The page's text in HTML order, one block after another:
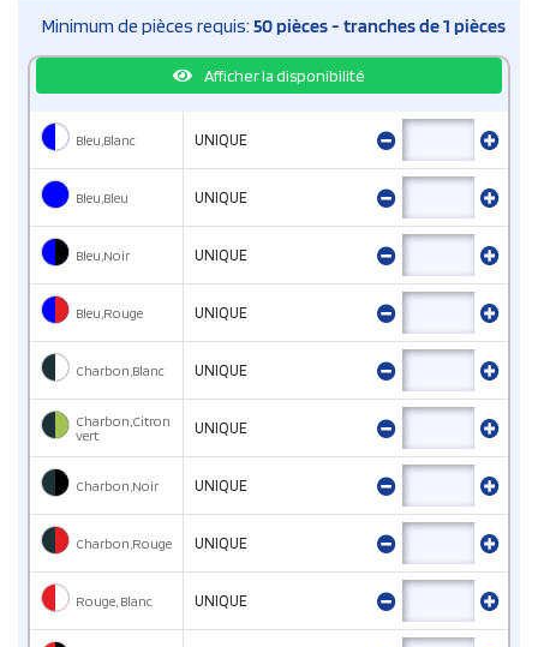
Minimum de pièces requis: 50 pièces - tranches de 1 pièces
Afficher la disponibilité
Bleu,Blanc UNIQUE
Bleu,Bleu UNIQUE
Bleu,Noir UNIQUE
Bleu,Rouge UNIQUE
Charbon,Blanc UNIQUE
Charbon,Citron
vert
UNIQUE
Charbon,Noir UNIQUE
Charbon,Rouge UNIQUE
Rouge, Blanc UNIQUE